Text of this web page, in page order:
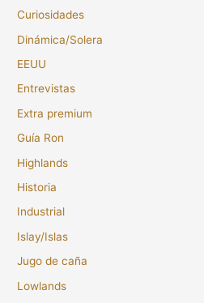
Curiosidades
Dinámica/Solera
EEUU
Entrevistas
Extra premium
Guía Ron
Highlands
Historia
Industrial
Islay/Islas
Jugo de caña
Lowlands